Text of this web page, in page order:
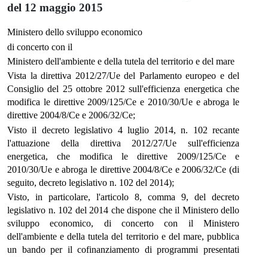
del 12 maggio 2015
Ministero dello sviluppo economico
di concerto con il
Ministero dell'ambiente e della tutela del territorio e del mare
Vista la direttiva 2012/27/Ue del Parlamento europeo e del
Consiglio del 25 ottobre 2012 sull'efficienza energetica che
modifica le direttive 2009/125/Ce e 2010/30/Ue e abroga le
direttive 2004/8/Ce e 2006/32/Ce;
Visto il decreto legislativo 4 luglio 2014, n. 102 recante
l'attuazione della direttiva 2012/27/Ue sull'efficienza
energetica, che modifica le direttive 2009/125/Ce e
2010/30/Ue e abroga le direttive 2004/8/Ce e 2006/32/Ce (di
seguito, decreto legislativo n. 102 del 2014);
Visto, in particolare, l'articolo 8, comma 9, del decreto
legislativo n. 102 del 2014 che dispone che il Ministero dello
sviluppo economico, di concerto con il Ministero
dell'ambiente e della tutela del territorio e del mare, pubblica
un bando per il cofinanziamento di programmi presentati